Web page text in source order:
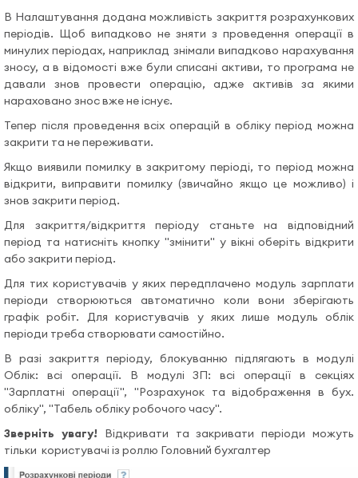
Допомога
Відеоуроки
В Налаштування додана можливість закриття розрахункових
періодів. Щоб випадково не зняти з проведення операції в
минулих періодах, наприклад знімали випадково нарахування
зносу, а в відомості вже були списані активи, то програма не
давали знов провести операцію, адже активів за якими
нараховано знос вже не існує.
Тепер після проведення всіх операцій в обліку період можна
закрити та не переживати.
Якщо виявили помилку в закритому періоді, то період можна
відкрити, виправити помилку (звичайно якщо це можливо) і
знов закрити період.
Для закриття/відкриття періоду станьте на відповідний
період та натисніть кнопку "змінити" у вікні оберіть відкрити
або закрити період.
Для тих користувачів у яких передплачено модуль зарплати
періоди створюються автоматично коли вони зберігають
графік робіт. Для користувачів у яких лише модуль облік
періоди треба створювати самостійно.
В разі закриття періоду, блокуванню підлягають в модулі
Облік: всі операції. В модулі ЗП: всі операції в секціях
"Зарплатні операції", "Розрахунок та відображення в бух.
обліку", "Табель обліку робочого часу".
Зверніть увагу! Відкривати та закриватиперіоди можуть
тільки користувачі із роллю Головний бухгалтер